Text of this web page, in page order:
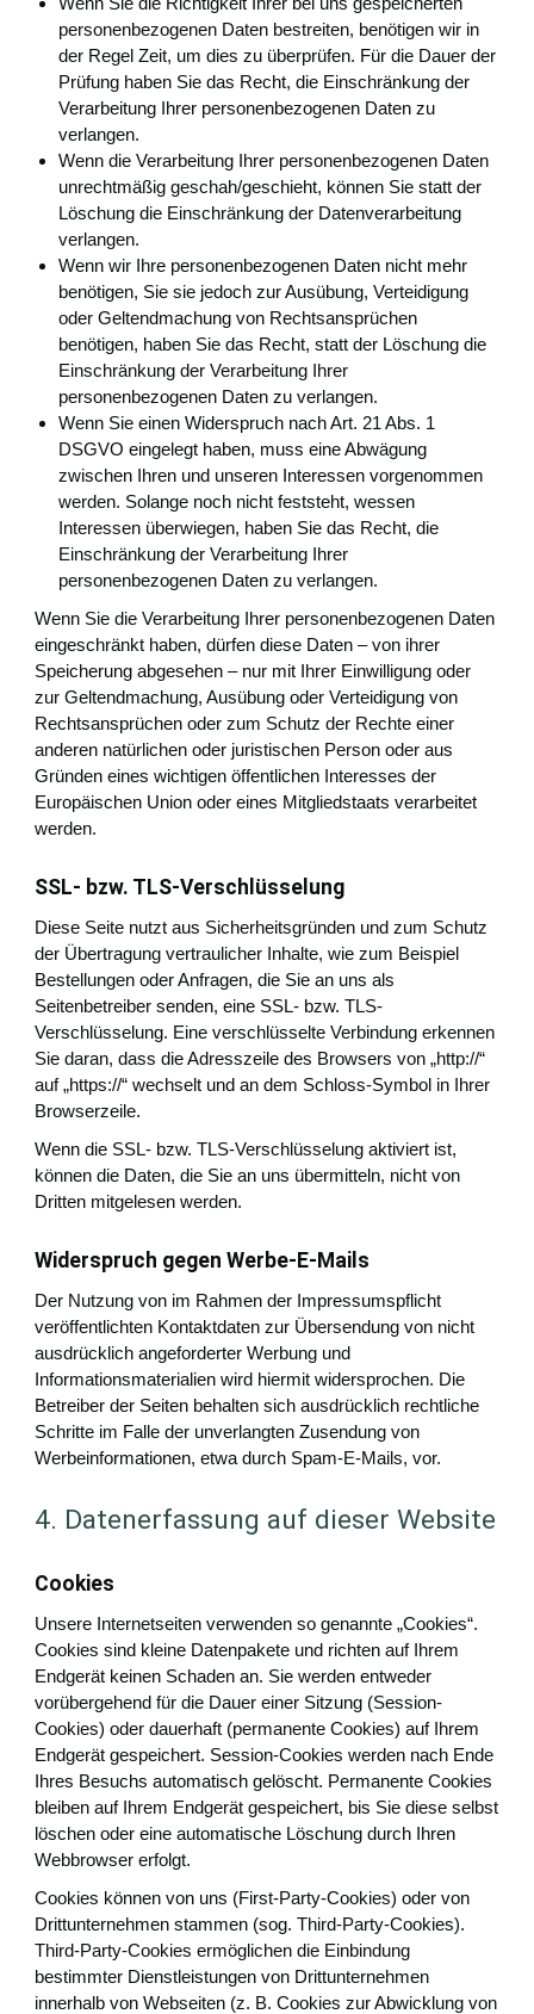
personenbezogenen Daten bestreiten, benötigen wir in
der Regel Zeit, um dies zu überprüfen. Für die Dauer der
Prüfung haben Sie das Recht, die Einschränkung der
Verarbeitung Ihrer personenbezogenen Daten zu
verlangen.
Wenn die Verarbeitung Ihrer personenbezogenen Daten
unrechtmäßig geschah/geschieht, können Sie statt der
Löschung die Einschränkung der Datenverarbeitung
verlangen.
Wenn wir Ihre personenbezogenen Daten nicht mehr
benötigen, Sie sie jedoch zur Ausübung, Verteidigung
oder Geltendmachung von Rechtsansprüchen
benötigen, haben Sie das Recht, statt der Löschung die
Einschränkung der Verarbeitung Ihrer
personenbezogenen Daten zu verlangen.
Wenn Sie einen Widerspruch nach Art. 21 Abs. 1
DSGVO eingelegt haben, muss eine Abwägung
zwischen Ihren und unseren Interessen vorgenommen
werden. Solange noch nicht feststeht, wessen
Interessen überwiegen, haben Sie das Recht, die
Einschränkung der Verarbeitung Ihrer
personenbezogenen Daten zu verlangen.
Wenn Sie die Verarbeitung Ihrer personenbezogenen Daten
eingeschränkt haben, dürfen diese Daten – von ihrer
Speicherung abgesehen – nur mit Ihrer Einwilligung oder
zur Geltendmachung, Ausübung oder Verteidigung von
Rechtsansprüchen oder zum Schutz der Rechte einer
anderen natürlichen oder juristischen Person oder aus
Gründen eines wichtigen öffentlichen Interesses der
Europäischen Union oder eines Mitgliedstaats verarbeitet
werden.
SSL- bzw. TLS-Verschlüsselung
Diese Seite nutzt aus Sicherheitsgründen und zum Schutz
der Übertragung vertraulicher Inhalte, wie zum Beispiel
Bestellungen oder Anfragen, die Sie an uns als
Seitenbetreiber senden, eine SSL- bzw. TLS-
Verschlüsselung. Eine verschlüsselte Verbindung erkennen
Sie daran, dass die Adresszeile des Browsers von „http://“
auf „https://“ wechselt und an dem Schloss-Symbol in Ihrer
Browserzeile.
Wenn die SSL- bzw. TLS-Verschlüsselung aktiviert ist,
können die Daten, die Sie an uns übermitteln, nicht von
Dritten mitgelesen werden.
Widerspruch gegen Werbe-E-Mails
Der Nutzung von im Rahmen der Impressumspflicht
veröffentlichten Kontaktdaten zur Übersendung von nicht
ausdrücklich angeforderter Werbung und
Informationsmaterialien wird hiermit widersprochen. Die
Betreiber der Seiten behalten sich ausdrücklich rechtliche
Schritte im Falle der unverlangten Zusendung von
Werbeinformationen, etwa durch Spam-E-Mails, vor.
4. Datenerfassung auf dieser Website
Cookies
Unsere Internetseiten verwenden so genannte „Cookies“.
Cookies sind kleine Datenpakete und richten auf Ihrem
Endgerät keinen Schaden an. Sie werden entweder
vorübergehend für die Dauer einer Sitzung (Session-
Cookies) oder dauerhaft (permanente Cookies) auf Ihrem
Endgerät gespeichert. Session-Cookies werden nach Ende
Ihres Besuchs automatisch gelöscht. Permanente Cookies
bleiben auf Ihrem Endgerät gespeichert, bis Sie diese selbst
löschen oder eine automatische Löschung durch Ihren
Webbrowser erfolgt.
Cookies können von uns (First-Party-Cookies) oder von
Drittunternehmen stammen (sog. Third-Party-Cookies).
Third-Party-Cookies ermöglichen die Einbindung
bestimmter Dienstleistungen von Drittunternehmen
innerhalb von Webseiten (z. B. Cookies zur Abwicklung von